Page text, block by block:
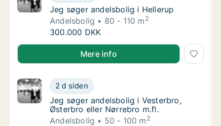
Jeg søger andelsbolig i Hellerup
Jeg søger andelsbolig i Hellerup
Andelsbolig
80 - 110 m2
Jeg søger andelsbolig i Hellerup
300.000 DKK
Jeg søger andelsbolig i Hellerup
Mere info
Jeg søger andelsbolig i Vesterbro, Østerbro
2 d siden
Jeg søger andelsbolig i Vesterbro, Østerbro
Jeg søger andelsbolig i Vesterbro,
Østerbro eller Nørrebro m.fl.
Andelsbolig
50 - 100 m2